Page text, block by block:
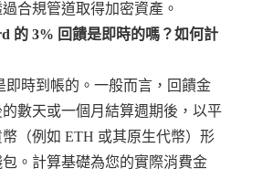
合規管道取得加密資產。
的 3% 回饋是即時的嗎？如何計
即時到帳的。一般而言，回饋金
數天或一個月結算週期後，以平
（例如 ETH 或其原生代幣）形
。計算基礎為您的實際消費金